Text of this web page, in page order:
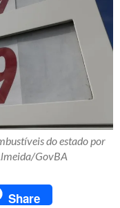
do estado por
GovBA
Share